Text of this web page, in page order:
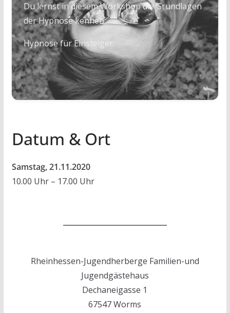
Du lernst in diesem Workshop die Grundlagen
der Hypnose kennen.
Hypnose für Einsteiger.
Datum & Ort
Samstag, 21.11.2020
10.00 Uhr – 17.00 Uhr
Rheinhessen-Jugendherberge Familien-und
Jugendgästehaus
Dechaneigasse 1
67547 Worms